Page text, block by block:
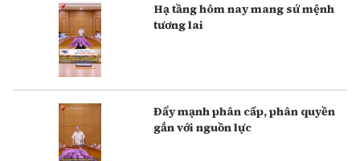
Hạ tầng hôm nay mang sứ mệnh
tương lai
Đẩy mạnh phân cấp, phân quyền
gắn với nguồn lực